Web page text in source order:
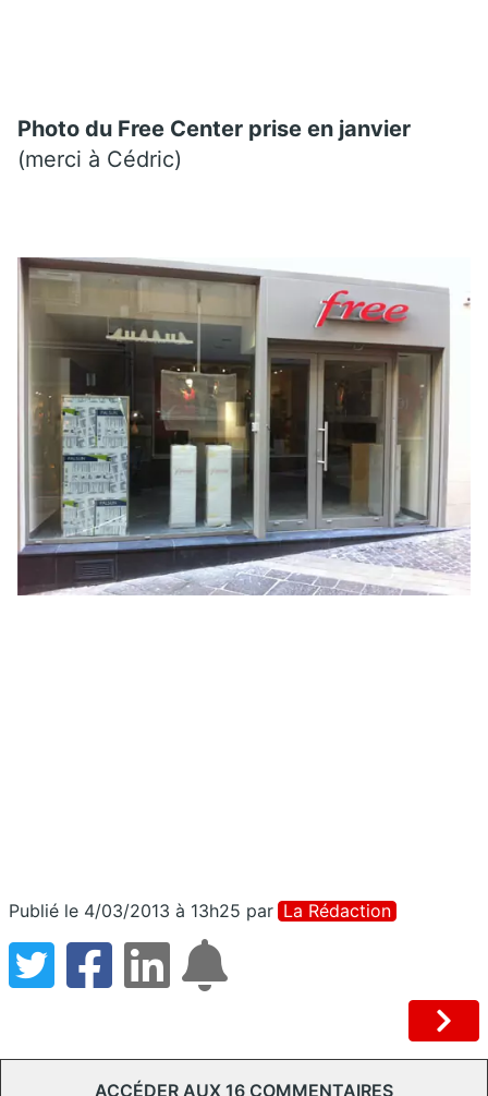
Photo du Free Center prise en janvier
(merci à Cédric)
Publié le 4/03/2013 à 13h25 par La Rédaction
ACCÉDER AUX 16 COMMENTAIRES